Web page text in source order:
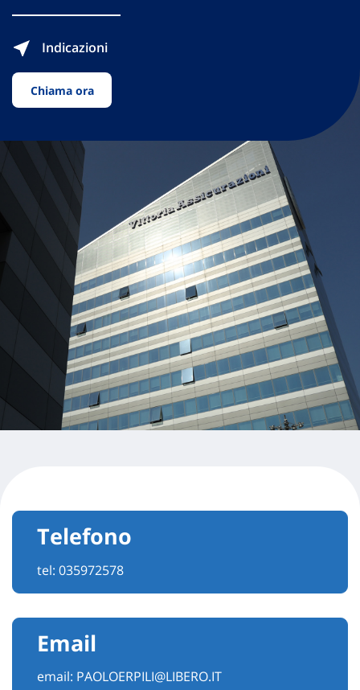
Indicazioni
Chiama ora
Telefono
tel: 035972578
Email
email: PAOLOERPILI@LIBERO.IT